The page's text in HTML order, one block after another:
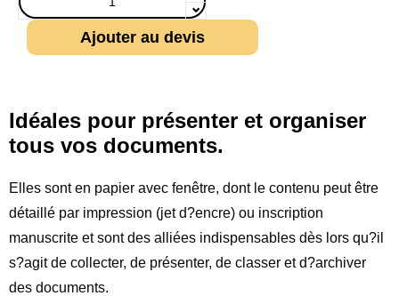
Ajouter au devis
Idéales pour présenter et organiser
tous vos documents.
Elles sont en papier avec fenêtre, dont le contenu peut être
détaillé par impression (jet d?encre) ou inscription
manuscrite et sont des alliées indispensables dès lors qu?il
s?agit de collecter, de présenter, de classer et d?archiver
des documents.